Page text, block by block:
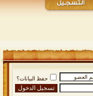
حفظ البيانات؟